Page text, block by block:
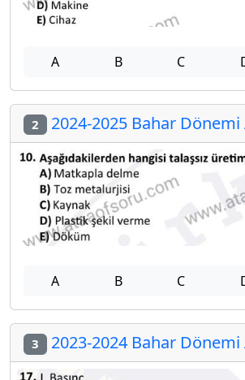
A B C
2 2024-2025 Bahar Dönemi
A B C
3 2023-2024 Bahar Dönemi